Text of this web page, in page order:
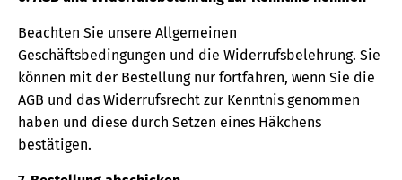
Beachten Sie unsere Allgemeinen
Geschäftsbedingungen und die Widerrufsbelehrung. Sie
können mit der Bestellung nur fortfahren, wenn Sie die
AGB und das Widerrufsrecht zur Kenntnis genommen
haben und diese durch Setzen eines Häkchens
bestätigen.